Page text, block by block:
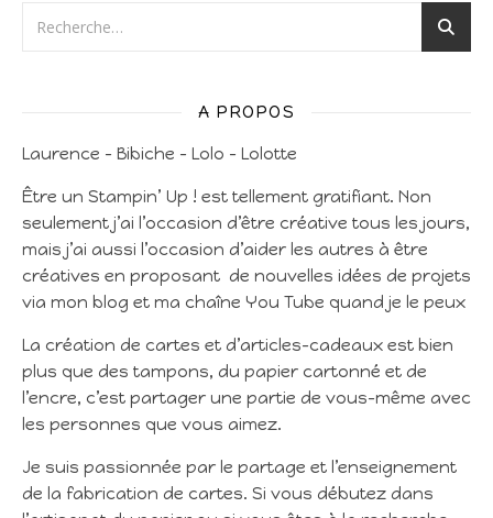
A PROPOS
Laurence – Bibiche – Lolo – Lolotte
Être un Stampin’ Up ! est tellement gratifiant. Non
seulement j’ai l’occasion d’être créative tous les jours,
mais j’ai aussi l’occasion d’aider les autres à être
créatives en proposant de nouvelles idées de projets
via mon blog et ma chaîne You Tube quand je le peux
La création de cartes et d’articles-cadeaux est bien
plus que des tampons, du papier cartonné et de
l’encre, c’est partager une partie de vous-même avec
les personnes que vous aimez.
Je suis passionnée par le partage et l’enseignement
de la fabrication de cartes. Si vous débutez dans